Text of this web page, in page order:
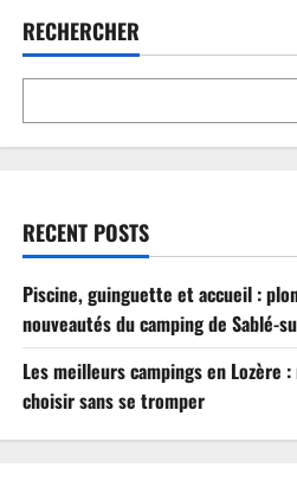
RECHERCHER
RECENT POSTS
Piscine, guinguette et accueil :
nouveautés du camping de Sablé-
Les meilleurs campings en Lozère
choisir sans se tromper